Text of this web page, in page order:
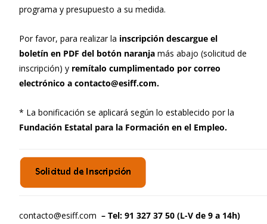
programa y presupuesto a su medida.
Por favor, para realizar la inscripción descargue el
boletín en PDF del botón naranja más abajo (solicitud de
inscripción) y remítalo cumplimentado por correo
electrónico a contacto@esiff.com.
* La bonificación se aplicará según lo establecido por la
Fundación Estatal para la Formación en el Empleo.
contacto@esiff.com – Tel: 91 327 37 50 (L-V de 9 a 14h)